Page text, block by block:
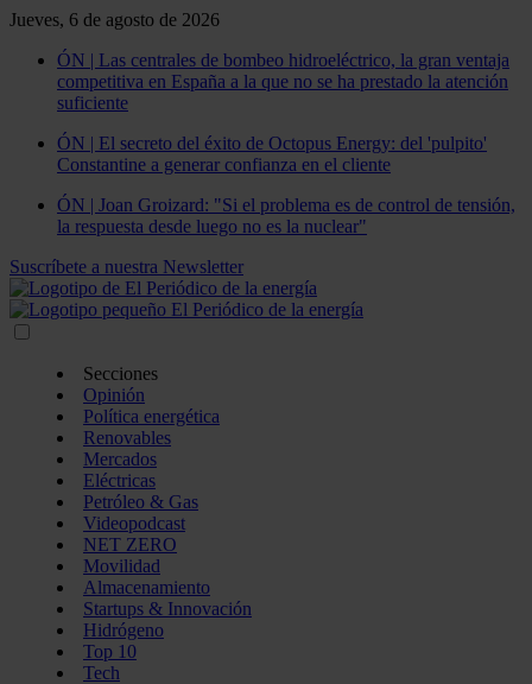
Jueves, 6 de agosto de 2026
ÓN | Las centrales de bombeo hidroeléctrico, la gran ventaja
competitiva en España a la que no se ha prestado la atención
suficiente
ÓN | El secreto del éxito de Octopus Energy: del 'pulpito'
Constantine a generar confianza en el cliente
ÓN | Joan Groizard: "Si el problema es de control de tensión,
la respuesta desde luego no es la nuclear"
Suscríbete a nuestra Newsletter
Secciones
Opinión
Política energética
Renovables
Mercados
Eléctricas
Petróleo & Gas
Videopodcast
NET ZERO
Movilidad
Almacenamiento
Startups & Innovación
Hidrógeno
Top 10
Tech